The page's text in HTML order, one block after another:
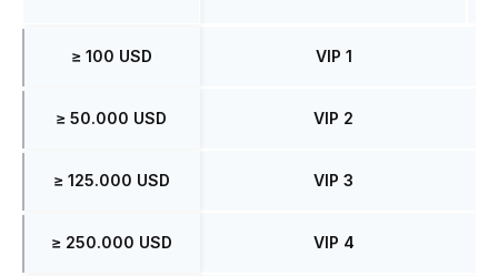
≥ 100 USD VIP 1
≥ 50.000 USD VIP 2
≥ 125.000 USD VIP 3
≥ 250.000 USD VIP 4